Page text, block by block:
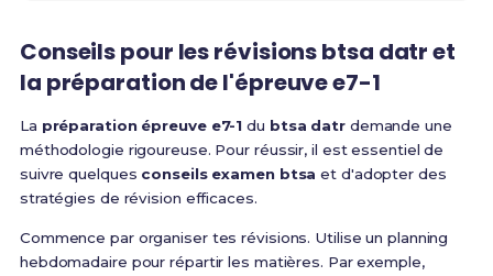
Conseils pour les révisions btsa datr et
la préparation de l'épreuve e7-1
La préparation épreuve e7-1 du btsa datrdemande une
méthodologie rigoureuse. Pour réussir, il est essentiel de
suivre quelques conseils examen btsa et d'adopter des
stratégies de révision efficaces.
Commence par organiser tes révisions. Utilise un planning
hebdomadaire pour répartir les matières. Par exemple,